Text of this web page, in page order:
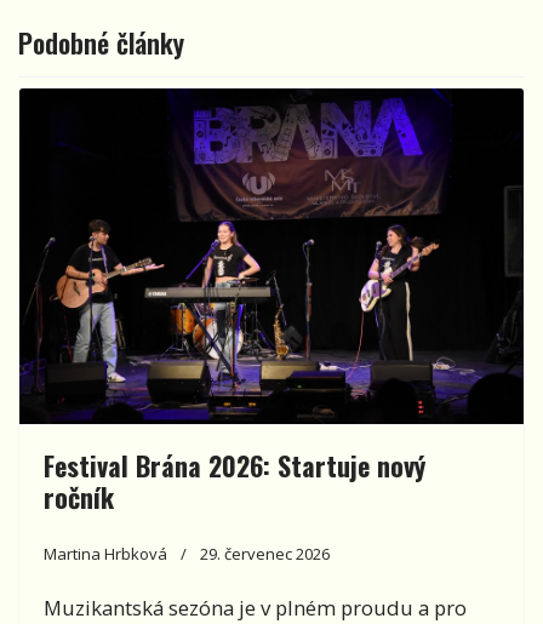
Podobné články
Festival Brána 2026: Startuje nový
ročník
Martina Hrbková 29. červenec 2026
Muzikantská sezóna je v plném proudu a pro